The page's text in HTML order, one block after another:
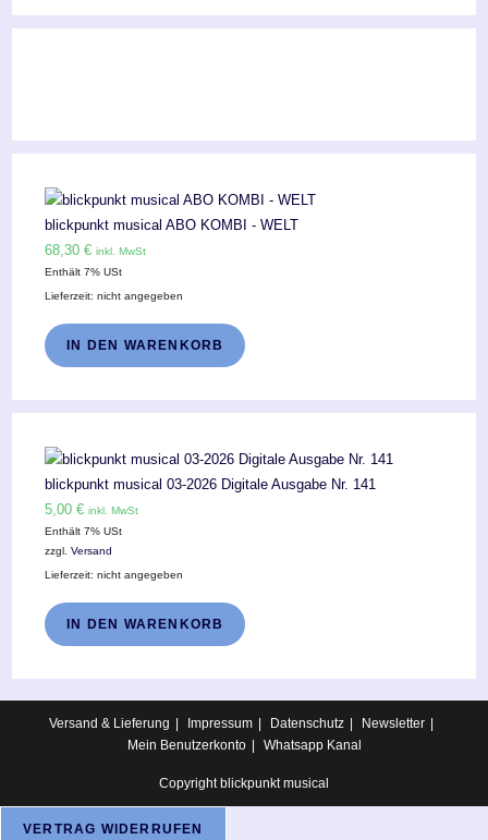
blickpunkt musical ABO KOMBI - WELT
68,30€ inkl. MwSt
Enthält 7% USt
Lieferzeit: nicht angegeben
IN DEN WARENKORB
blickpunkt musical 03-2026 Digitale Ausgabe Nr. 141
5,00€ inkl. MwSt
Enthält 7% USt
zzgl.Versand
Lieferzeit: nicht angegeben
IN DEN WARENKORB
Versand & Lieferung Impressum Datenschutz
Newsletter
Mein Benutzerkonto
Whatsapp Kanal
Copyright blickpunkt musical
VERTRAG WIDERRUFEN